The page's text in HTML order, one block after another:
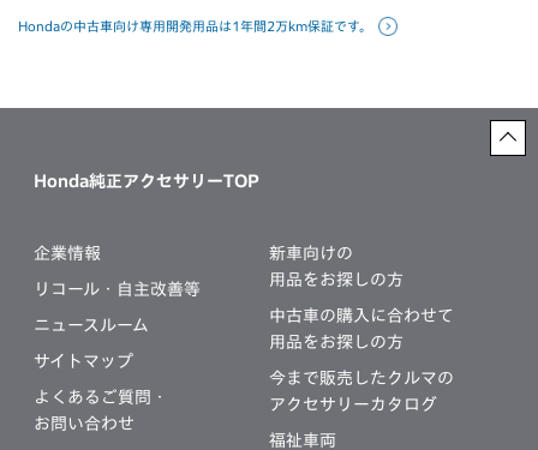
Hondaの中古車向け専用開発用品は1年間2万km保証です。
Honda純正アクセサリーTOP
企業情報
リコール・自主改善等
ニュースルーム
サイトマップ
よくあるご質問・
お問い合わせ
新車向けの
用品をお探しの方
中古車の購入に合わせて
用品をお探しの方
今まで販売したクルマの
アクセサリーカタログ
福祉車両